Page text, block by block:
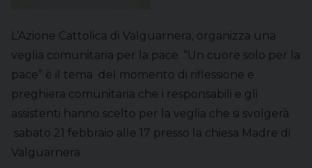
L’Azione Cattolica di Valguarnera, organizza una
veglia comunitaria per la pace. “Un cuore solo per la
pace” è il tema del momento di riflessione e
preghiera comunitaria che i responsabili e gli
assistenti hanno scelto per la veglia che si svolgerà
sabato 21 febbraio alle 17 presso la chiesa Madre di
Valguarnera